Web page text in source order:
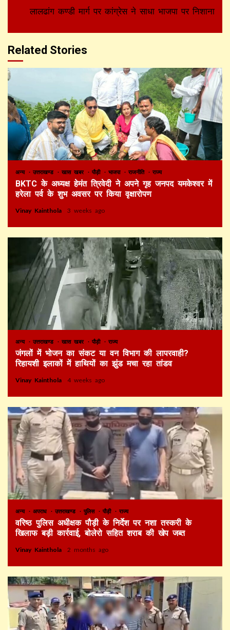
लालढांग कण्डी मार्ग पर कांग्रेस ने साधा भाजपा पर निशाना
Related Stories
अन्य उत्तराखण्ड खास खबर पौड़ी भाजपा राजनीति राज्य
BKTC के अध्यक्ष हेमंत त्रिवेदी ने अपने गृह जनपद यमकेश्वर में
हरेला पर्व के शुभ अवसर पर किया वृक्षारोपण
Vinay Kainthola 3 weeks ago
अन्य उत्तराखण्ड खास खबर पौड़ी राज्य
जंगलों में भोजन का संकट या वन विभाग की लापरवाही?
रिहायशी इलाकों में हाथियों का झुंड मचा रहा तांडव
Vinay Kainthola 4 weeks ago
अन्य अपराध उत्तराखण्ड पुलिस पौड़ी राज्य
वरिष्ठ पुलिस अधीक्षक पौड़ी के निर्देश पर नशा तस्करी के
खिलाफ बड़ी कार्रवाई, बोलेरो सहित शराब की खेप जब्त
Vinay Kainthola 2 months ago